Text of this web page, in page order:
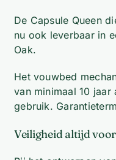
De Capsule Queen
nu ook leverbaar in
Oak.
Het vouwbed
van minimaal 10
gebruik.
Veiligheid altijd